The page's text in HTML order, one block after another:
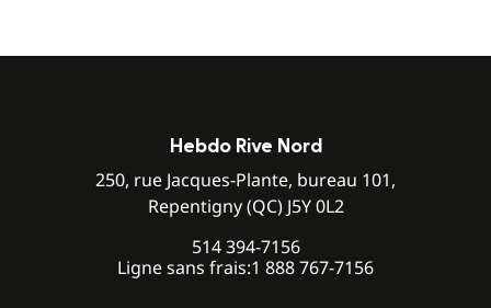
Hebdo Rive Nord
250, rue Jacques-Plante, bureau 101,
Repentigny (QC) J5Y 0L2
514 394-7156
Ligne sans frais:1 888 767-7156